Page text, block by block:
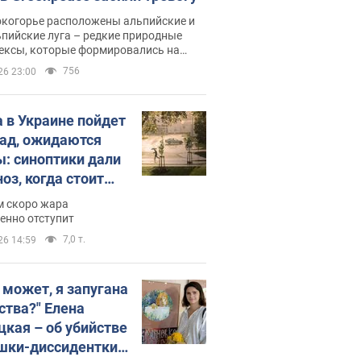
расположены альпийские и
луга – редкие природные
которые формировались на
сотен лет
23:00 756
Украине пойдет
ожидаются
синоптики дали
когда стоит
изменения
скоро жара
отступит
14:59 7,0 т.
я запугана
Елена
– об убийстве
диссидентки